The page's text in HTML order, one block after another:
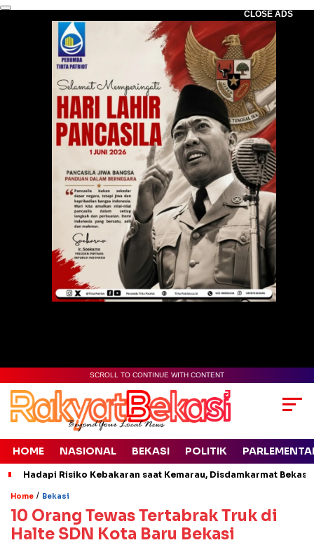
CLOSE ADS
SCROLL TO CONTINUE WITH CONTENT
HOME NASIONAL BEKASI POLITIK
Hadapi Risiko Kebakaran saat Kemarau, Disdamkarmat Bekasi
Home / Bekasi
10 Orang Tewas Tertabrak Truk di
Halte SDN Kota Baru Bekasi